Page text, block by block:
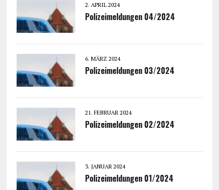
2. APRIL 2024
Polizeimeldungen 04/2024
6. MÄRZ 2024
Polizeimeldungen 03/2024
21. FEBRUAR 2024
Polizeimeldungen 02/2024
3. JANUAR 2024
Polizeimeldungen 01/2024